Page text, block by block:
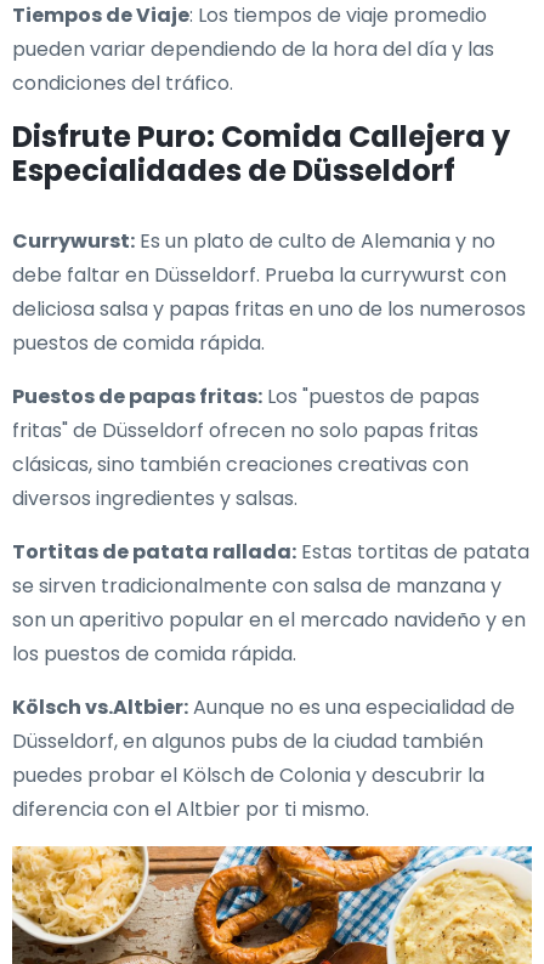
Tiempos de Viaje: Los tiempos de viaje promedio
pueden variar dependiendo de la hora del día y las
condiciones del tráfico.
Disfrute Puro: Comida Callejera y
Especialidades de Düsseldorf
Currywurst: Es un plato de culto de Alemania y no
debe faltar en Düsseldorf. Prueba la currywurst con
deliciosa salsa y papas fritas en uno de los numerosos
puestos de comida rápida.
Puestos de papas fritas: Los "puestos de papas
fritas" de Düsseldorf ofrecen no solo papas fritas
clásicas, sino también creaciones creativas con
diversos ingredientes y salsas.
Tortitas de patata rallada: Estas tortitas de patata
se sirven tradicionalmente con salsa de manzana y
son un aperitivo popular en el mercado navideño y en
los puestos de comida rápida.
Kölsch vs.Altbier:Aunque no es una especialidad de
Düsseldorf, en algunos pubs de la ciudad también
puedes probar el Kölsch de Colonia y descubrir la
diferencia con el Altbier por ti mismo.